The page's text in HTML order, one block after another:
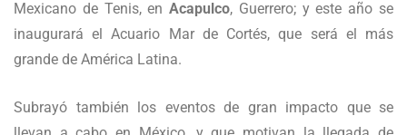
Mexicano de Tenis, enAcapulco, Guerrero; y este año se
inaugurará el Acuario Mar de Cortés, que será el más
grande de América Latina.
Subrayó también los eventos de gran impacto que se